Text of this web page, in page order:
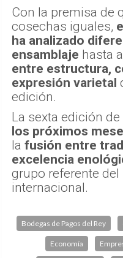
Con la premisa de
cosechas iguales,
ha analizado
ensamblaje hasta
entre estructura,
expresión varietal
edición.
La sexta edición de
los próximos
la fusión entre
excelencia
grupo referente
internacional.
Bodegas de Pagos del Rey
Economía